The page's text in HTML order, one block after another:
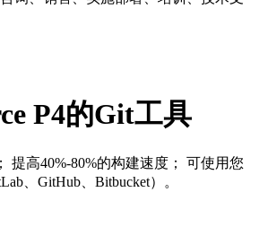
P4的Git工具
提高40%-80%的构建速度； 可使用您
、GitHub、Bitbucket）。